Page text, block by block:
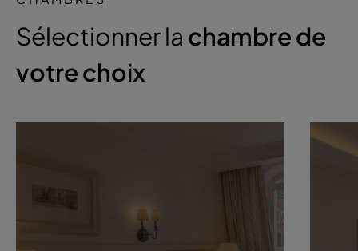
Sélectionner la chambre de
votre choix